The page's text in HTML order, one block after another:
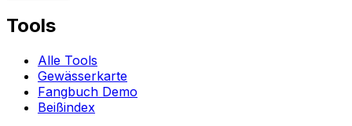
Tools
Alle Tools
Gewässerkarte
Fangbuch Demo
Beißindex